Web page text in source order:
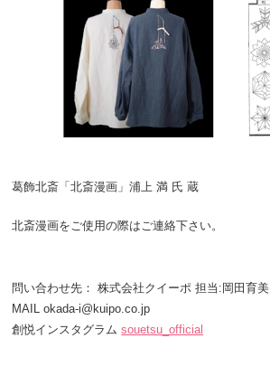
葛飾北斎「北斎漫画」浦上 満 氏 蔵
北斎漫画をご使用の際はご連絡下さい。
問い合わせ先： 株式会社クイーポ 担当:岡田育美
MAIL okada-i@kuipo.co.jp
創悦インスタグラムsouetsu_official